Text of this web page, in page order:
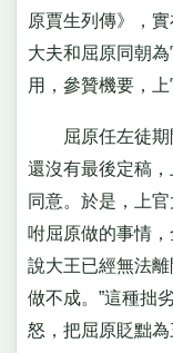
原賈生列傳》，
大夫和屈原同朝
用，參贊機要，上
屈原任左徒期
還沒有最後定稿
同意。於是，上
咐屈原做的事情
說大王已經無法
做不成。”這種拙
怒，把屈原貶黜